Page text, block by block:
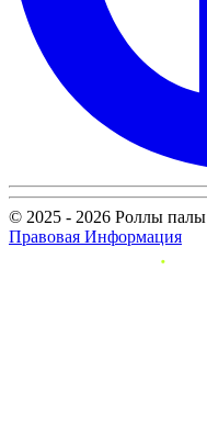
© 2025 - 2026 Роллы палы
Правовая Информация